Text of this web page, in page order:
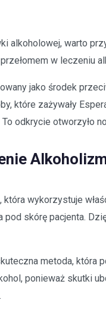
warto
w leczeniu
jako środek
które zażywały
odkrycie otworzyło
wykorzystuje
skórę pacjenta.
metoda, która
ponieważ skutki